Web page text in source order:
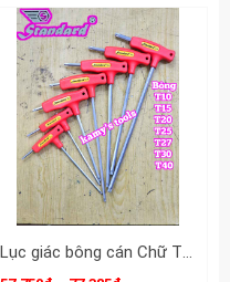
Lục giác bông cán Chữ T Standard T10 T15 T20 T25 T27 T30 T40